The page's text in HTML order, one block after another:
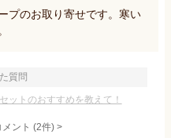
プのお取り寄せです。寒い
質問
ットのおすすめを教えて！
ント (2件) >